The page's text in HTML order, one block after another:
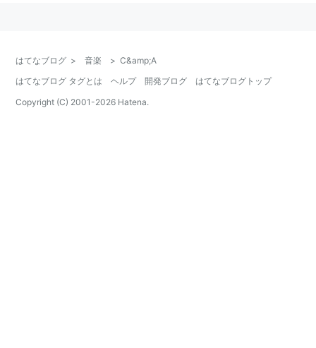
はてなブログ > 音楽 > C&amp;A
はてなブログ タグとは
ヘルプ 開発ブログ
はてなブログトップ
Copyright (C) 2001-2026 Hatena.